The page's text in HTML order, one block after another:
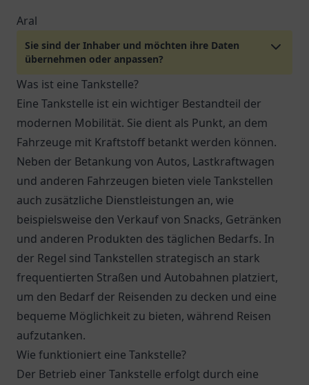
Aral
Sie sind der Inhaber und möchten ihre Daten
übernehmen oder anpassen?
Was ist eine Tankstelle?
Eine Tankstelle ist ein wichtiger Bestandteil der
modernen Mobilität. Sie dient als Punkt, an dem
Fahrzeuge mit Kraftstoff betankt werden können.
Neben der Betankung von Autos, Lastkraftwagen
und anderen Fahrzeugen bieten viele Tankstellen
auch zusätzliche Dienstleistungen an, wie
beispielsweise den Verkauf von Snacks, Getränken
und anderen Produkten des täglichen Bedarfs. In
der Regel sind Tankstellen strategisch an stark
frequentierten Straßen und Autobahnen platziert,
um den Bedarf der Reisenden zu decken und eine
bequeme Möglichkeit zu bieten, während Reisen
aufzutanken.
Wie funktioniert eine Tankstelle?
Der Betrieb einer Tankstelle erfolgt durch eine